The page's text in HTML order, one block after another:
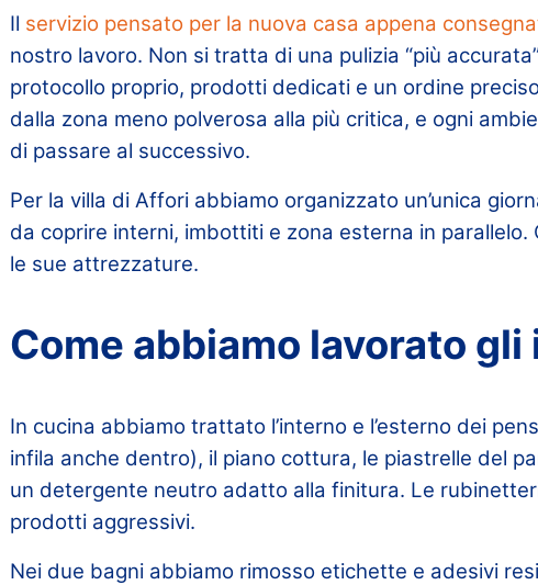
Il servizio pensato per la nuova casa appena
nostro lavoro. Non si tratta di una pulizia “più
protocollo proprio, prodotti dedicati e un ordine
dalla zona meno polverosa alla più critica, e ogni
di passare al successivo.
Per la villa di Affori abbiamo organizzato un’unica
da coprire interni, imbottiti e zona esterna in parallelo.
le sue attrezzature.
Come abbiamo lavorato
In cucina abbiamo trattato l’interno e l’esterno dei
infila anche dentro), il piano cottura, le piastrelle del
un detergente neutro adatto alla finitura. Le
prodotti aggressivi.
Nei due bagni abbiamo rimosso etichette e adesivi